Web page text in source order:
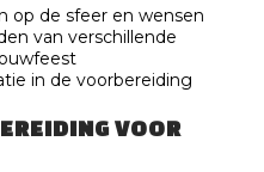
op de sfeer en wensen
van verschillende
in de voorbereiding
VOOR